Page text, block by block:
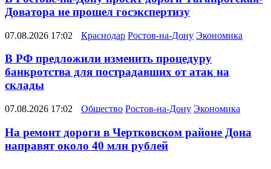
Доватора не прошел госэкспертизу
07.08.2026 17:02 Краснодар Ростов-на-Дону Экономика
В РФ предложили изменить процедуру
банкротства для пострадавших от атак на
склады
07.08.2026 17:02 Общество Ростов-на-Дону Экономика
На ремонт дороги в Чертковском районе Дона
направят около 40 млн рублей